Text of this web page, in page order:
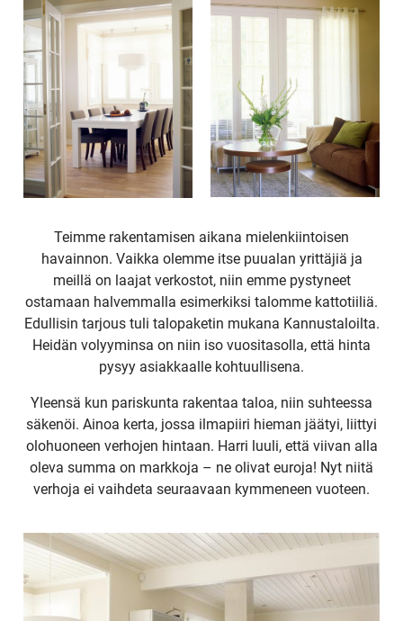
Teimme rakentamisen aikana mielenkiintoisen
havainnon. Vaikka olemme itse puualan yrittäjiä ja
meillä on laajat verkostot, niin emme pystyneet
ostamaan halvemmalla esimerkiksi talomme kattotiiliä.
Edullisin tarjous tuli talopaketin mukana Kannustaloilta.
Heidän volyyminsa on niin iso vuositasolla, että hinta
pysyy asiakkaalle kohtuullisena.
Yleensä kun pariskunta rakentaa taloa, niin suhteessa
säkenöi. Ainoa kerta, jossa ilmapiiri hieman jäätyi, liittyi
olohuoneen verhojen hintaan. Harri luuli, että viivan alla
oleva summa on markkoja – ne olivat euroja! Nyt niitä
verhoja ei vaihdeta seuraavaan kymmeneen vuoteen.